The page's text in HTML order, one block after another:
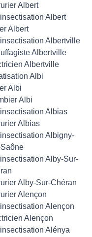
Albert
Albert
Albert
Albertville
Albertville
Albertville
Albi
Albi
Albi
Albias
Albias
Albigny-
Alby-Sur-
Alby-Sur-Chéran
Alençon
Alençon
Alençon
Alénya